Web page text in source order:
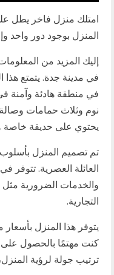
امتلك منزل فاخر يطل
المنزل بوجود دور واحد
إليك المزيد من
في مدينة جدة. يتمتع هذا
في منطقة هادئة وآمنة
نوم وثلاث حمامات
يحتوي على حديقة خاصة
تم تصميم المنزل
العائلة العصرية. تتوفر
والخدمات الضرورية
التجارية.
يتوفر هذا المنزل بأسعار
كنت مهتمًا بالحصول
ترتيب جولة لرؤية